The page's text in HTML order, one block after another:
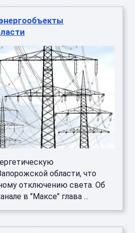
области, что
отключению света. Об
в "Максе" глава ...